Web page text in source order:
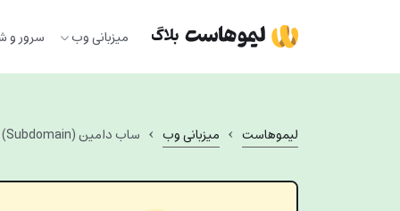
میزبانی وب سرور و
لیموهاست › میزبانی وب › ساب دامین (Subdomain) چیست و چه کاربردی دارد؟